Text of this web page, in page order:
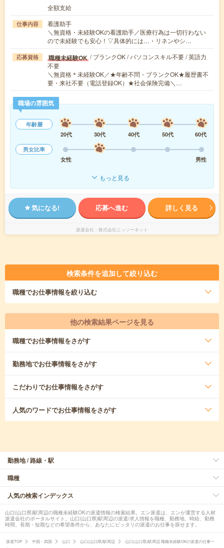
全額支給
仕事内容
看護助手
＼無資格・未経験OKの看護助手／医療行為は一切行わない
ので未経験でも安心！▽具体的には…・リネンやシ…
応募資格 職種未経験OK / ブランクOK / パソコンスキル不要 / 英語力
不要
＼無資格＊未経験OK／★年齢不問・ブランクOK★履歴書不
要・来社不要（電話登録OK）★社会保険完備＼…
職場の雰囲気
年齢層
20代
30代 40代 50代
60代
男女比率
女性
男性
もっと見る
気になる! 応募へ進む 詳しく見る
派遣会社 株式会社ニッソーネット
検索条件を追加して絞り込む
職種でお仕事情報を絞り込む
他の検索結果ページを見る
職種でお仕事情報をさがす
勤務地でお仕事情報をさがす
こだわりでお仕事情報をさがす
人気のワードでお仕事情報をさがす
勤務地 / 路線・駅
職種
人気の検索インデックス
山口(山口県)駅周辺の職種未経験OKの派遣情報の検索結果。エン派遣は、エンが運営する人材
派遣会社のポータルサイト。山口(山口県)駅周辺の派遣/求人情報を職種、勤務地、時給、勤務
時間、長期・短期などの希望条件から、あなたにピッタリの派遣のお仕事を探せます。
派遣TOP 中国・四国 山口 山口(山口県)駅周辺
山口(山口県)駅周辺 職種未経験OKの派遣の仕事一